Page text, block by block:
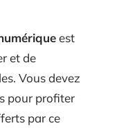
est
et de
Vous devez
pour profiter
par ce